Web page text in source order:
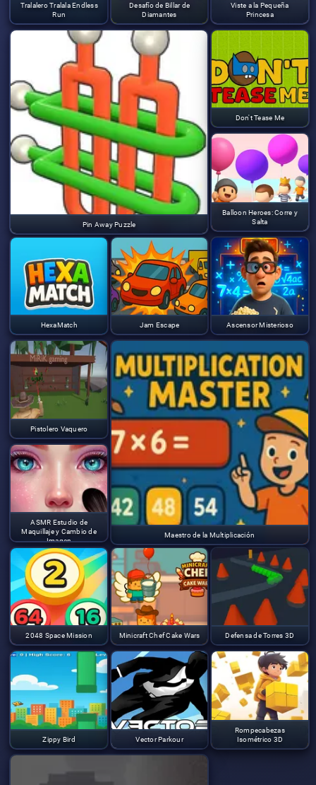
Tralalero Tralala Endless
Run
Desafío de Billar de
Diamantes
Pin Away Puzzle
Viste a la Pequeña
Princesa
Don't Tease Me
Balloon Heroes: Corre y
Salta
HexaMatch Jam Escape Ascensor Misterioso
Pistolero Vaquero
Maestro de la Multiplicación
ASMR Estudio de
Maquillaje y Cambio de
Imagen
2048 Space Mission Minicraft Chef Cake Wars Defensa de Torres 3D
Zippy Bird Vector Parkour
Rompecabezas
Isométrico 3D